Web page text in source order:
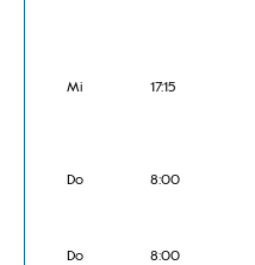
Mi 17:15
Do 8:00
Do 8:00